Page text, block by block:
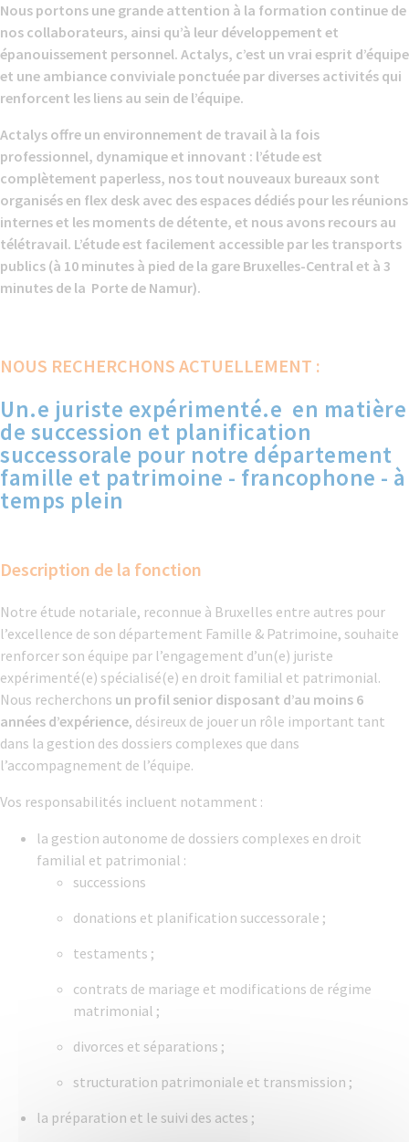
Nous portons une grande attention à la formation continue de
nos collaborateurs, ainsi qu’à leur développement et
épanouissement personnel. Actalys, c’est un vrai esprit d’équipe
et une ambiance conviviale ponctuée par diverses activités qui
renforcent les liens au sein de l’équipe.
Actalys offre un environnement de travail à la fois
professionnel, dynamique et innovant : l’étude est
complètement paperless, nos tout nouveaux bureaux sont
organisés en flex desk avec des espaces dédiés pour les réunions
internes et les moments de détente, et nous avons recours au
télétravail. L’étude est facilement accessible par les transports
publics (à 10 minutes à pied de la gare Bruxelles-Central et à 3
minutes de la Porte de Namur).
NOUS RECHERCHONS ACTUELLEMENT :
Un.e juriste expérimenté.e en matière
de succession et planification
successorale pour notre département
famille et patrimoine - francophone - à
temps plein
Description de la fonction
Notre étude notariale, reconnue à Bruxelles entre autres pour
l’excellence de son département Famille & Patrimoine, souhaite
renforcer son équipe par l’engagement d’un(e) juriste
expérimenté(e) spécialisé(e) en droit familial et patrimonial.
Nous recherchons un profil senior disposant d’au moins 6
années d’expérience, désireux de jouer un rôle important tant
dans la gestion des dossiers complexes que dans
l’accompagnement de l’équipe.
Vos responsabilités incluent notamment :
la gestion autonome de dossiers complexes en droit
familial et patrimonial :
successions
donations et planification successorale ;
testaments ;
contrats de mariage et modifications de régime
matrimonial ;
divorces et séparations ;
structuration patrimoniale et transmission ;
la préparation et le suivi des actes ;